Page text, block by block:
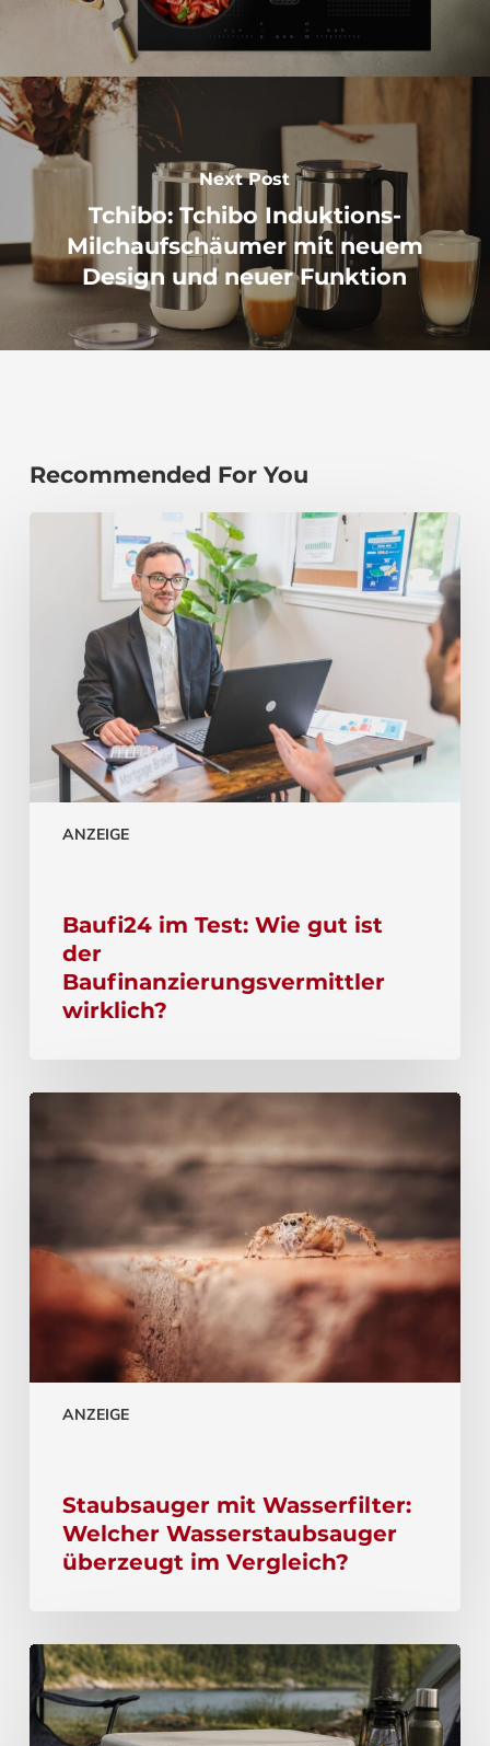
Next Post
Tchibo: Tchibo Induktions-
Milchaufschäumer mit neuem
Design und neuer Funktion
Recommended For You
ANZEIGE
Baufi24 im Test: Wie gut ist
der
Baufinanzierungsvermittler
wirklich?
ANZEIGE
Staubsauger mit Wasserfilter:
Welcher Wasserstaubsauger
überzeugt im Vergleich?